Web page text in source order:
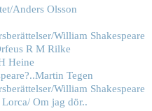
Anders Olsson
William Shakespeare
R M Rilke
Heine
Tegen
William Shakespeare
Om jag dör..